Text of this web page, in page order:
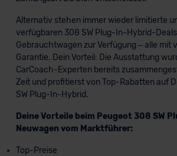
Alternativ stehen immer wieder limitierte
verfügbaren 308 SW Plug-In-Hybrid-
Gebrauchtwagen zur Verfügung – alle mit
Garantie. Dein Vorteil: Die Ausstattung
CarCoach-Experten bereits
Zeit und profitierst von Top-Rabatten auf
SW Plug-In-Hybrid.
Deine Vorteile beim Peugeot 308 SW
Neuwagen vom Marktführer:
Top-Preise